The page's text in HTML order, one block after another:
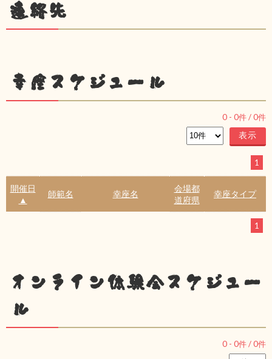
連絡先
幸座スケジュール
0 - 0件 /0件
1
開催日
▲
師範名 幸座名
会場都
道府県
幸座タイプ
1
オンライン体験会スケジュー
ル
0 - 0件 /0件